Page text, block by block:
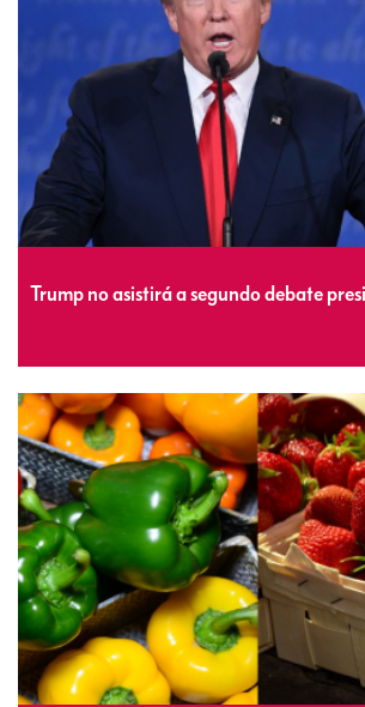
Trump no asistirá a segundo debate